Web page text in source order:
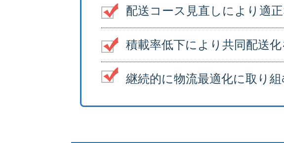
配送コース見直しにより適
積載率低下により共同配送
継続的に物流最適化に取り